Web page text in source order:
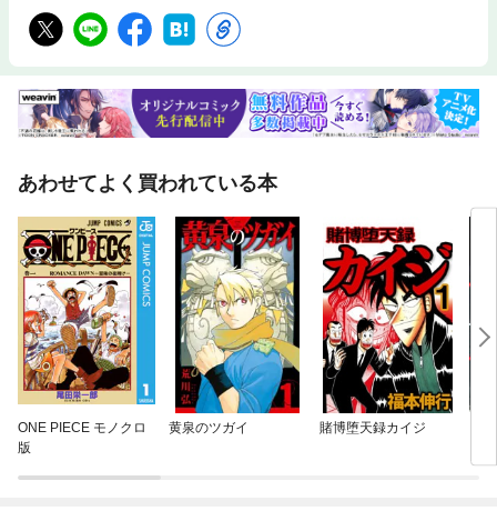
あわせてよく買われている本
ONE PIECE モノクロ
版
黄泉のツガイ 賭博堕天録カイジ